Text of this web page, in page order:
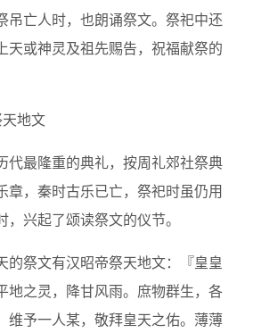
吊亡人时，也朗诵祭文。祭祀中还
天或神灵及祖先赐告，祝福献祭的
天地文
代最隆重的典礼，按周礼郊社祭典
章，秦时古乐已亡，祭祀时虽仍用
，兴起了颂读祭文的仪节。
的祭文有汉昭帝祭天地文：『皇皇
地之灵，降甘风雨。庶物群生，各
维予一人某，敬拜皇天之佑。薄薄